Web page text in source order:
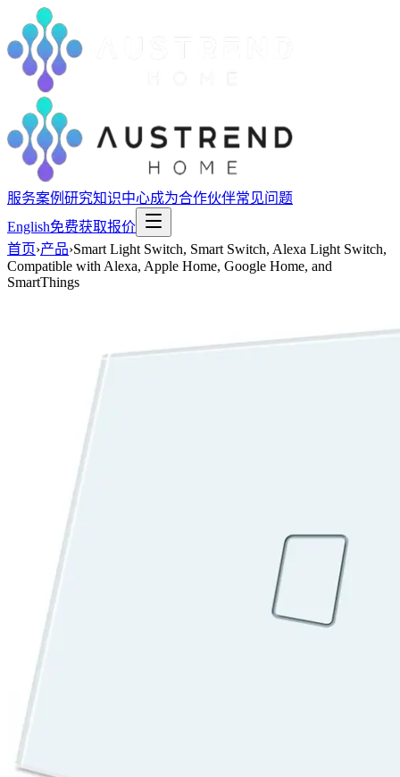
服务案例研究知识中心成为合作伙伴常见问题
English免费获取报价
首页›产品›Smart Light Switch, Smart Switch, Alexa Light Switch,
Compatible with Alexa, Apple Home, Google Home, and
SmartThings